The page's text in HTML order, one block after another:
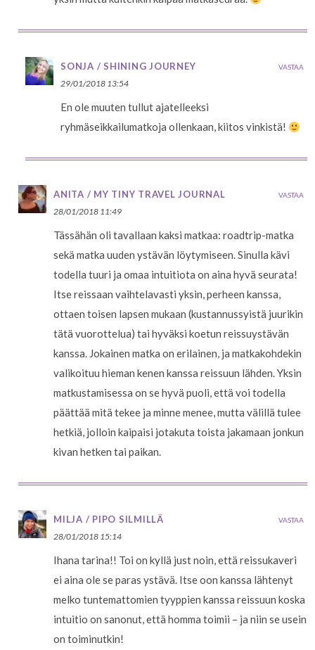
SONJA / SHINING JOURNEY
29/01/2018 13:54
En ole muuten tullut ajatelleeksi
ryhmäseikkailumatkoja ollenkaan, kiitos vinkistä!
VASTAA
ANITA / MY TINY TRAVEL JOURNAL
28/01/2018 11:49
Tässähän oli tavallaan kaksi matkaa: roadtrip-matka
sekä matka uuden ystävän löytymiseen. Sinulla kävi
todella tuuri ja omaa intuitiota on aina hyvä seurata!
Itse reissaan vaihtelavasti yksin, perheen kanssa,
ottaen toisen lapsen mukaan (kustannussyistä juurikin
tätä vuorottelua) tai hyväksi koetun reissuystävän
kanssa. Jokainen matka on erilainen, ja matkakohdekin
valikoituu hieman kenen kanssa reissuun lähden. Yksin
matkustamisessa on se hyvä puoli, että voi todella
päättää mitä tekee ja minne menee, mutta välillä tulee
hetkiä, jolloin kaipaisi jotakuta toista jakamaan jonkun
kivan hetken tai paikan.
VASTAA
MILJA / PIPO SILMILLÄ
28/01/2018 15:14
Ihana tarina!! Toi on kyllä just noin, että reissukaveri
ei aina ole se paras ystävä. Itse oon kanssa lähtenyt
melko tuntemattomien tyyppien kanssa reissuun koska
intuitio on sanonut, että homma toimii – ja niin se usein
on toiminutkin!
VASTAA